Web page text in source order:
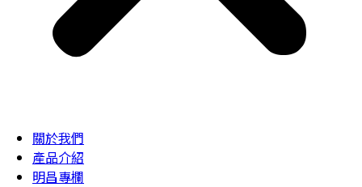
關於我們
產品介紹
明昌專欄